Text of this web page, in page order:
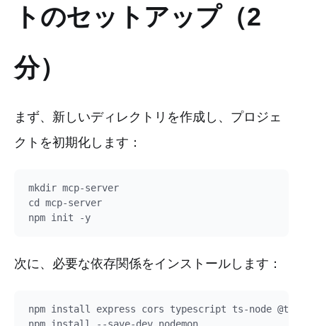
トのセットアップ（2
分）
まず、新しいディレクトリを作成し、プロジェ
クトを初期化します：
mkdir mcp-server
cd mcp-server
次に、必要な依存関係をインストールします：
npm install express cors typescript ts-node @types/